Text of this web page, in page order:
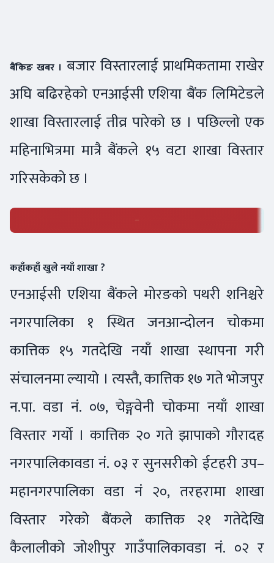
बैंकिङ खबर । बजार विस्तारलाई प्राथमिकतामा राखेर
अघि बढिरहेको एनआईसी एशिया बैंक लिमिटेडले
शाखा विस्तारलाई तीव्र पारेको छ । पछिल्लो एक
महिनाभित्रमा मात्रै बैंकले १५ वटा शाखा विस्तार
गरिसकेको छ ।
कहाँकहाँ खुले नयाँ शाखा ?
एनआईसी एशिया बैंकले मोरङको पथरी शनिश्चरे
नगरपालिका १ स्थित जनआन्दोलन चोकमा
कात्तिक १५ गतदेखि नयाँ शाखा स्थापना गरी
संचालनमा ल्यायो । त्यस्तै, कात्तिक १७ गते भोजपुर
न.पा. वडा नं. ०७, चेङ्गवेनी चोकमा नयाँ शाखा
विस्तार गर्यो । कात्तिक २० गते झापाको गौरादह
नगरपालिकावडा नं. ०३ र सुनसरीको ईटहरी उप–
महानगरपालिका वडा नं २०, तरहरामा शाखा
विस्तार गरेको बैंकले कात्तिक २१ गतेदेखि
कैलालीको जोशीपुर गाउँपालिकावडा नं. ०२ र